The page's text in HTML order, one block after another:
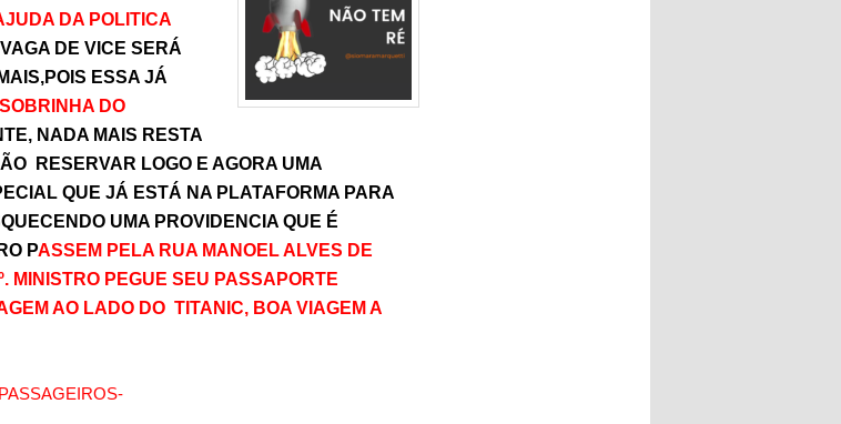
DA POLITICA
DE VICE SERÁ
ESSA JÁ
DO
NADA MAIS RESTA
RESERVAR LOGO E AGORA UMA
QUE JÁ ESTÁ NA PLATAFORMA PARA
UMA PROVIDENCIA QUE É
PASSEM PELA RUA MANOEL ALVES DE
MINISTRO PEGUE SEU PASSAPORTE
AO LADO DO TITANIC, BOA VIAGEM A